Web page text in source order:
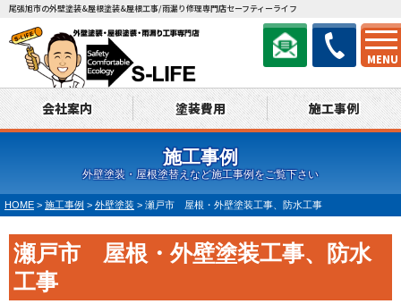
MENU
尾張旭市の外壁塗装&屋根塗装&屋根工事/雨漏り修理専門店セーフティーライフ
会社案内 塗装費用 施工事例
施工事例
外壁塗装・屋根塗替えなど施工事例をご覧下さい
HOME > 施工事例 > 外壁塗装 > 瀬戸市 屋根・外壁塗装工事、防水工事
瀬戸市 屋根・外壁塗装工事、防水
工事